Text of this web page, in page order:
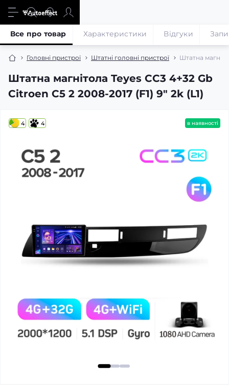
Головні пристрої Штатні головні пристрої Штатна
Штатна магнітола Teyes CC3 4+32 Gb
Citroen C5 2 2008-2017 (F1) 9" 2k (L1)
Все про товар Характеристики Відгуки
4 4 в наявності